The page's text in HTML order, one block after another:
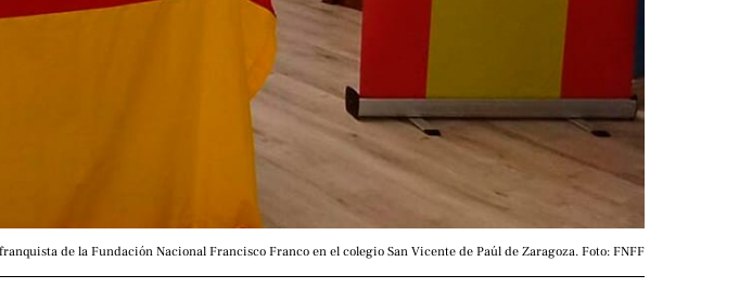
de la Fundación Nacional Francisco Franco en el colegio San Vicente de Paúl de Zaragoza. Foto: FNFF